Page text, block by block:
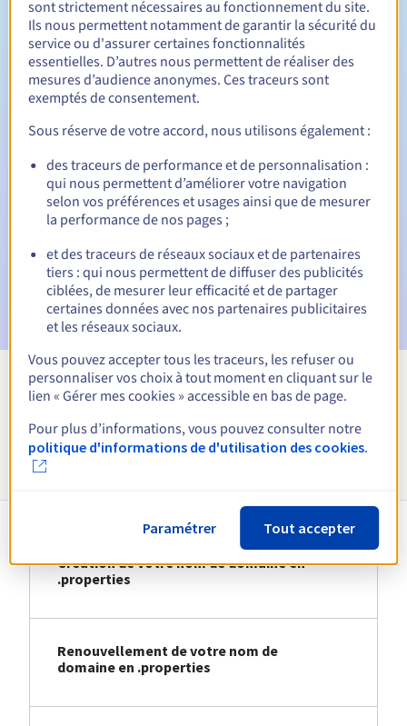
Période de rédemption 30 jours
Notifications automatiques :
Emails d'avertissement :60, 30, 15, 7 et 3 jours avant la
date d'échéance
E-mail le jour de l'expirationpour notification de la
E-mail après la Redemption Grace Periodpour
notification de la suppression du nom de domaine
Voir toutes les extensions
Informations sur le .properties
Création de votre nom de domaine en
.properties
Renouvellement de votre nom de
domaine en .properties
sont strictement nécessaires au fonctionnement du site.
Ils nous permettent notamment de garantir la sécurité du
service ou d'assurer certaines fonctionnalités
essentielles. D’autres nous permettent de réaliser des
mesures d’audience anonymes. Ces traceurs sont
exemptés de consentement.
Sous réserve de votre accord, nous utilisons également :
des traceurs de performance et de personnalisation :
qui nous permettent d’améliorer votre navigation
selon vos préférences et usages ainsi que de mesurer
la performance de nos pages ;
et des traceurs de réseaux sociaux et de partenaires
tiers : qui nous permettent de diffuser des publicités
ciblées, de mesurer leur efficacité et de partager
certaines données avec nos partenaires publicitaires
et les réseaux sociaux.
Vous pouvez accepter tous les traceurs, les refuser ou
personnaliser vos choix à tout moment en cliquant sur le
lien « Gérer mes cookies » accessible en bas de page.
Pour plus d’informations, vous pouvez consulter notre
politique d'informations de d'utilisation des cookies.
Paramétrer Tout accepter